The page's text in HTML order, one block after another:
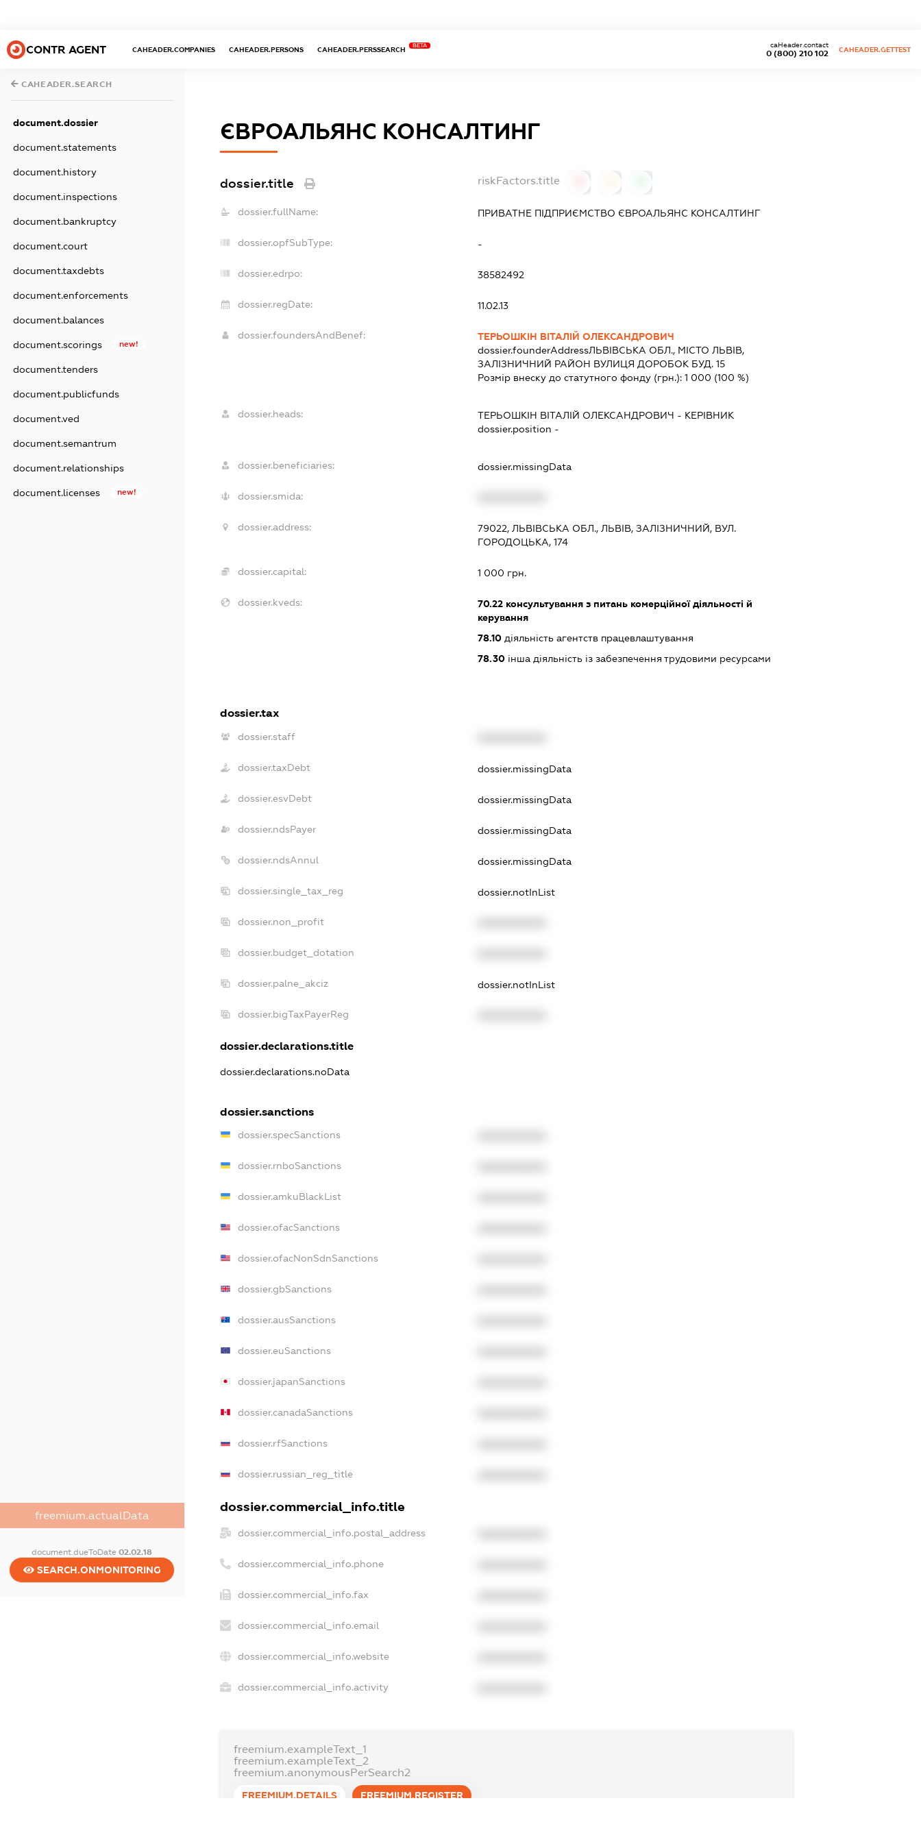
CONTR AGENT CAHEADER.COMPANIES CAHEADER.PERSONS CAHEADER.PERSSEARCH
BETA
0 (800) 210 102
caHeader.contact
CAHEADER.GETTEST
CAHEADER.SEARCH
document.dossier
document.statements
document.history
document.inspections
document.bankruptcy
document.court
document.taxdebts
document.enforcements
document.balances
document.scorings new!
document.tenders
document.publicfunds
document.ved
document.semantrum
document.relationships
document.licenses new!
freemium.actualData
document.dueToDate02.02.18
SEARCH.ONMONITORING
ЄВРОАЛЬЯНС КОНСАЛТИНГ
dossier.title riskFactors.title
dossier.fullName: ПРИВАТНЕ ПІДПРИЄМСТВО ЄВРОАЛЬЯНС КОНСАЛТИНГ
dossier.opfSubType: -
dossier.edrpo: 38582492
dossier.regDate: 11.02.13
dossier.foundersAndBenef:
ТЕРЬОШКІН ВІТАЛІЙ ОЛЕКСАНДРОВИЧ
dossier.founderAddressЛЬВІВСЬКА ОБЛ., МІСТО ЛЬВІВ,
ЗАЛІЗНИЧНИЙ РАЙОН ВУЛИЦЯ ДОРОБОК БУД. 15
Розмір внеску до статутного фонду (грн.):1 000 (100 %)
dossier.heads: ТЕРЬОШКІН ВІТАЛІЙ ОЛЕКСАНДРОВИЧ - КЕРІВНИК
dossier.position -
dossier.beneficiaries: dossier.missingData
dossier.smida:
dossier.address:
79022, ЛЬВІВСЬКА ОБЛ., ЛЬВІВ, ЗАЛІЗНИЧНИЙ, ВУЛ.
ГОРОДОЦЬКА, 174
dossier.capital: 1 000 грн.
dossier.kveds: 70.22 консультування з питань комерційної діяльності й
керування
78.10 діяльність агентств працевлаштування
78.30 інша діяльність із забезпечення трудовими ресурсами
dossier.tax
dossier.staff
dossier.taxDebt dossier.missingData
dossier.esvDebt dossier.missingData
dossier.ndsPayer dossier.missingData
dossier.ndsAnnul dossier.missingData
dossier.single_tax_reg dossier.notInList
dossier.non_profit
dossier.budget_dotation
dossier.palne_akciz dossier.notInList
dossier.bigTaxPayerReg
dossier.declarations.title
dossier.declarations.noData
dossier.sanctions
dossier.specSanctions
dossier.rnboSanctions
dossier.amkuBlackList
dossier.ofacSanctions
dossier.ofacNonSdnSanctions
dossier.gbSanctions
dossier.ausSanctions
dossier.euSanctions
dossier.japanSanctions
dossier.canadaSanctions
dossier.rfSanctions
dossier.russian_reg_title
dossier.commercial_info.title
dossier.commercial_info.postal_address
dossier.commercial_info.phone
dossier.commercial_info.fax
dossier.commercial_info.email
dossier.commercial_info.website
dossier.commercial_info.activity
freemium.exampleText_1
freemium.exampleText_2
freemium.anonymousPerSearch2
FREEMIUM.DETAILS FREEMIUM.REGISTER